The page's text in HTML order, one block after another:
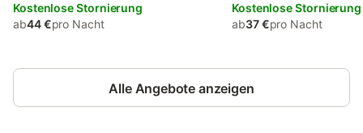
Kostenlose Stornierung
ab44 €pro Nacht
Kostenlose Stornierung
ab37 €pro Nacht
Alle Angebote anzeigen